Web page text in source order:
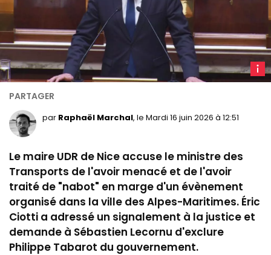
Ciotti,
par Raphaël Marchal, le Mardi 16 juin 2026 à 12:51
Le maire UDR de Nice accuse le ministre des
Transports de l'avoir menacé et de l'avoir
traité de "nabot" en marge d'un évènement
organisé dans la ville des Alpes-Maritimes. Éric
Ciotti a adressé un signalement à la justice et
demande à Sébastien Lecornu d'exclure
Philippe Tabarot du gouvernement.